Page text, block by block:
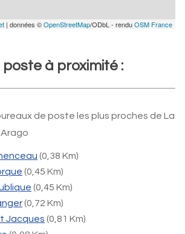
| données ©OpenStreetMap/ODbL - renduOSM France
poste à proximité :
de poste les plus proches de La
(0,38 Km)
(0,45 Km)
(0,45 Km)
(0,72 Km)
Jacques (0,81 Km)